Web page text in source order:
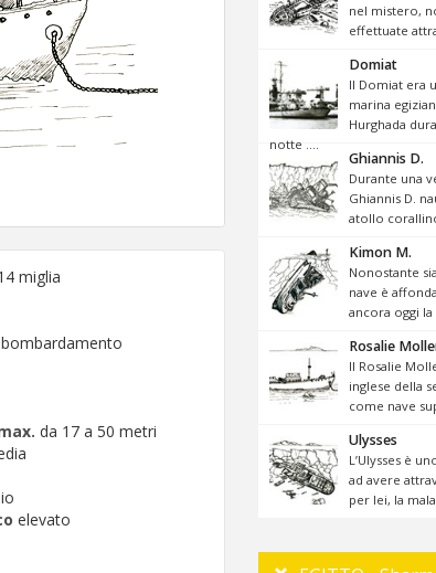
miglia
bombardamento
da 17 a 50 metri
elevato
nel mistero,
effettuate
Domiat
Il Domiat era
marina
Hurghada
notte ....
Ghiannis D.
Durante una
Ghiannis D.
atollo
Kimon M.
Nonostante
nave è
ancora oggi
Rosalie
Il Rosalie
inglese della
come nave
Ulysses
L’Ulysses è
ad avere
per lei, la